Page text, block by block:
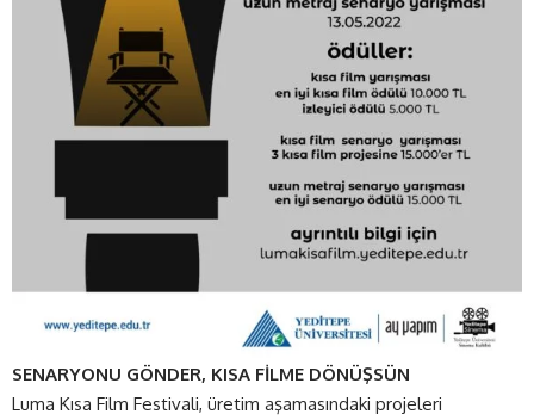
SENARYONU GÖNDER, KISA FİLME DÖNÜŞSÜN
Luma Kısa Film Festivali, üretim aşamasındaki projeleri